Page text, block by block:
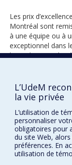
Les prix
Montréal sont
à une équipe ou à
exceptionnel dans
l’encadrement des
L’UdeM
la vie privée
L’utilisation de
personnaliser
obligatoires pour
du site Web,
préférences. En
utilisation de